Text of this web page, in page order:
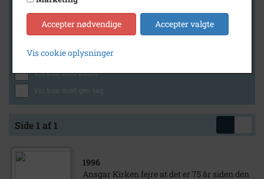
Generelt
Vis kun med billeder
Vis kun med lydklip
Vis kun med kilder
Vis kun med geo-tag
Side 1 af 1
1996
Ansgar Kirken fejre at det er 75 år siden den
Accepter nødvendige Accepter valgte
Vis cookie oplysninger